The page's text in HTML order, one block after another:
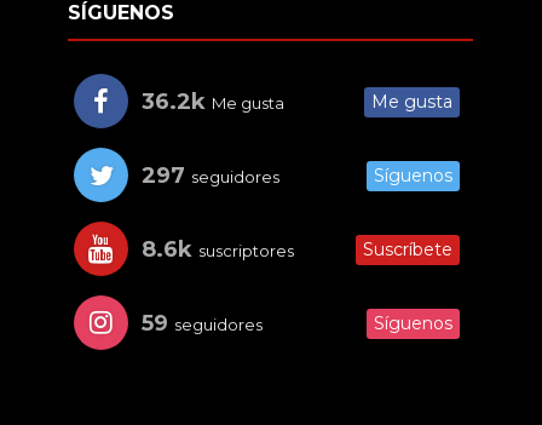
SÍGUENOS
36.2k Me gusta Me gusta
297 seguidores Síguenos
8.6k suscriptores Suscríbete
59 seguidores Síguenos